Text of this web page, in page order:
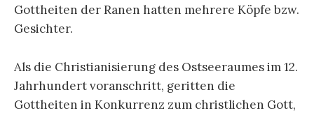
Gottheiten der Ranen hatten mehrere Köpfe bzw.
Gesichter.
Als die Christianisierung des Ostseeraumes im 12.
Jahrhundert voranschritt, geritten die
Gottheiten in Konkurrenz zum christlichen Gott,